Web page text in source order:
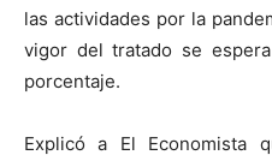
las actividades por la
vigor del tratado se
porcentaje.
Explicó a El Economista